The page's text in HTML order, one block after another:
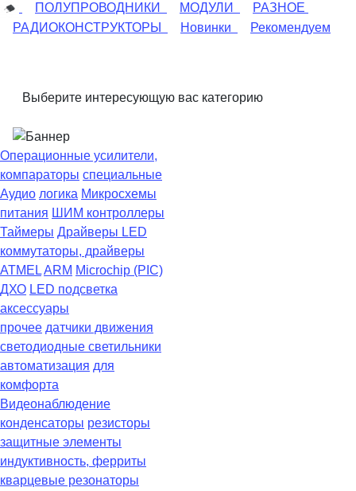
ПОЛУПРОВОДНИКИ
МОДУЛИ
РАЗНОЕ
РАДИОКОНСТРУКТОРЫ
Новинки Рекомендуем
Выберите интересующую вас категорию
Операционные усилители,
компараторы специальные
Аудио логика Микросхемы
питания ШИМ контроллеры
Таймеры Драйверы LED
коммутаторы, драйверы
ATMELARM Microchip (PIC)
ДХО LED подсветка
аксессуары
прочее датчики движения
светодиодные светильники
автоматизация для
комфорта
Видеонаблюдение
конденсаторы резисторы
защитные элементы
индуктивность, ферриты
кварцевые резонаторы